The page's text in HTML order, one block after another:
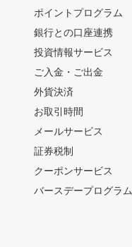
ポイントプログラム
銀行との口座連携
投資情報サービス
ご入金・ご出金
外貨決済
お取引時間
メールサービス
証券税制
クーポンサービス
バースデープログラム